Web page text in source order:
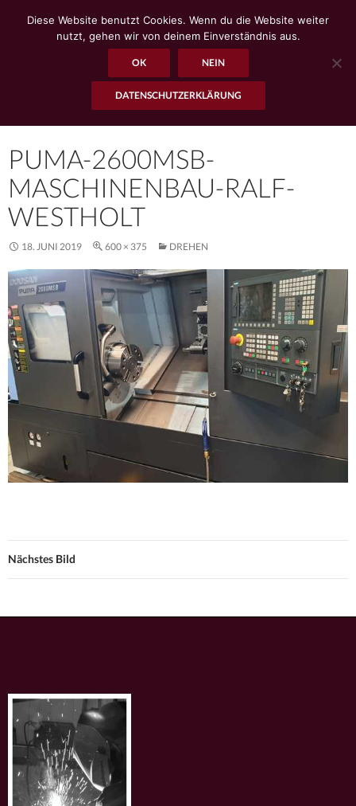
www.r-westholt.de
MENÜ
PUMA-2600MSB-
MASCHINENBAU-RALF-
WESTHOLT
18. JUNI 2019 600 × 375 DREHEN
Nächstes Bild
Diese Website benutzt Cookies. Wenn du die Website weiter
nutzt, gehen wir von deinem Einverständnis aus.
OK NEIN
DATENSCHUTZERKLÄRUNG